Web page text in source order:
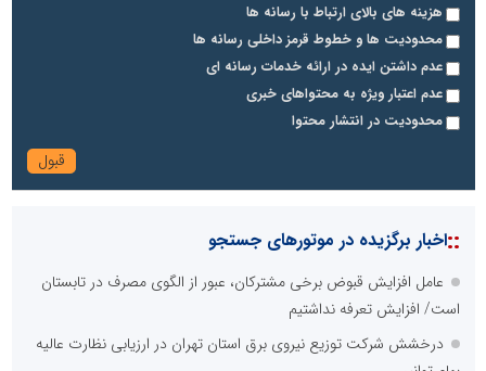
هزینه های بالای ارتباط با رسانه ها
محدودیت ها و خطوط قرمز داخلی رسانه ها
عدم داشتن ایده در ارائه خدمات رسانه ای
عدم اعتبار ویژه به محتواهای خبری
محدودیت در انتشار محتوا
::اخبار برگزیده در موتورهای جستجو
عامل افزایش قبوض برخی مشترکان، عبور از الگوی مصرف در تابستان
است/ افزایش تعرفه نداشتیم
درخشش شرکت توزیع نیروی برق استان تهران در ارزیابی نظارت عالیه